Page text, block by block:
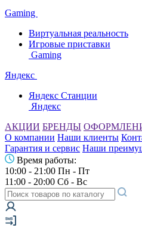
Gaming
Виртуальная реальность
Игровые приставки
Gaming
Яндекс
Яндекс Станции
Яндекс
АКЦИИ БРЕНДЫ
О компании Наши клиенты
Гарантия и сервис Наши
Время работы:
10:00 - 21:00 Пн - Пт
11:00 - 20:00 Сб - Вс